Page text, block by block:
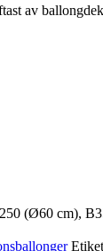
av
(Ø60 cm),